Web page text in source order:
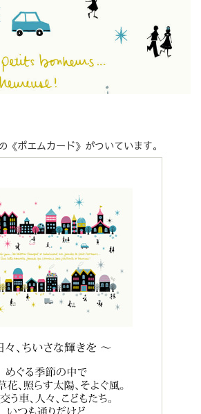
《ポエムカード》がついています。